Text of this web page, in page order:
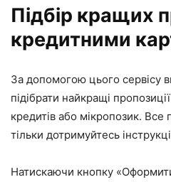
Підбір кращих
кредитними
За допомогою цього сервісу
підібрати найкращі
кредитів або мікропозик.
тільки дотримуйтесь
Натискаючи кнопку